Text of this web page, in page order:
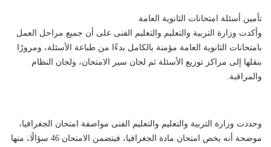
تأمين أسئلة امتحانات الثانوية العامة
وأكدت وزارة التربية والتعليم والتعليم الفنى على أن جميع مراحل العمل
بامتحانات الثانوية العامة مؤمنة بالكامل بدءًا من طباعة الأسئلة، ومرورًا
بنقلها إلى مراكز توزيع الأسئلة ثم لجان سير الامتحان، ولجان النظام
والمراقبة.
وحددت وزارة التربية والتعليم والتعليم الفنى مواصفة امتحان الجغرافيا،
موضحة أنه يخص امتحان مادة الجغرافيا، فيتضمن الامتحان 46 سؤالًا، منها